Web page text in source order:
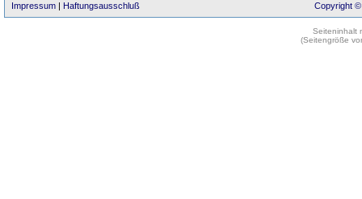
Impressum | Haftungsausschluß Copyright ©
Seiteninhalt
(Seitengröße